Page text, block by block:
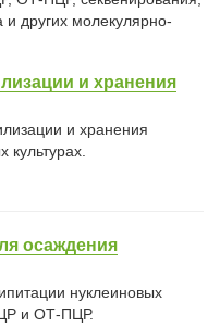
и других молекулярно-
и хранения
и хранения
культурах.
осаждения
нуклеиновых
и ОТ-ПЦР.